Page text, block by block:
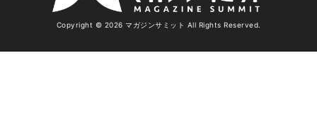
Copyright © 2026 マガジンサミット All Rights Reserved.